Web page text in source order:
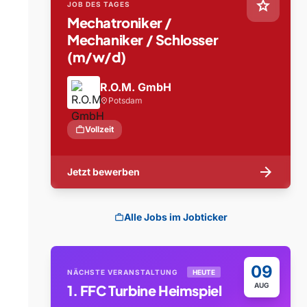
star
JOB DES TAGES
Mechatroniker /
Mechaniker / Schlosser
(m/w/d)
R.O.M. GmbH
location_on Potsdam
workVollzeit
Jetzt bewerben arrow_forward
workAlle Jobs im Jobticker
09
AUG
NÄCHSTE VERANSTALTUNG HEUTE
1. FFC Turbine Heimspiel